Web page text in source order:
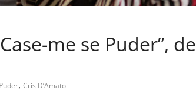
me se Puder”, de
, Cris D’Amato